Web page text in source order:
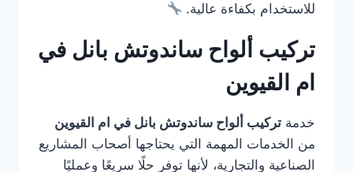
للاستخدام بكفاءة عالية.
تركيب ألواح ساندوتش بانل في
ام القيوين
خدمة تركيب ألواح ساندوتش بانل في ام القيوين
من الخدمات المهمة التي يحتاجها أصحاب المشاريع
الصناعية والتجارية، لأنها توفر حلًا سريعًا وعمليًا